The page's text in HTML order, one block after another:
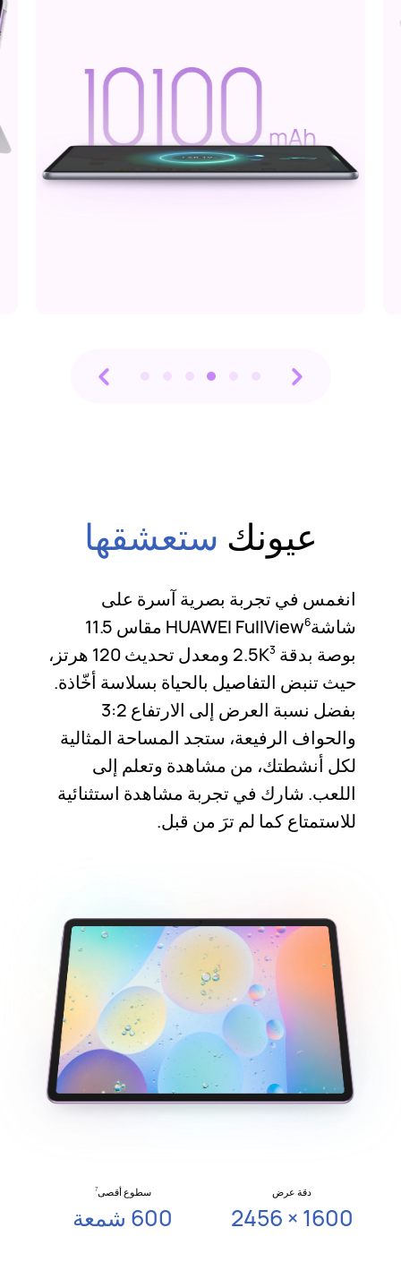
عيونك ستعشقها
انغمس في تجربة بصرية آسرة على
شاشةHUAWEI FullView6
مقاس 11.5
بوصة بدقة 2.5K 3
ومعدل تحديث 120 هرتز،
حيث تنبض التفاصيل بالحياة بسلاسة أخّاذة.
بفضل نسبة العرض إلى الارتفاع 3:2
والحواف الرفيعة، ستجد المساحة المثالية
لكل أنشطتك، من مشاهدة وتعلم إلى
اللعب. شارك في تجربة مشاهدة استثنائية
للاستمتاع كما لم ترَ من قبل.
2456‎ × 1600
دقة عرض
600 شمعة
سطوع أقصى7